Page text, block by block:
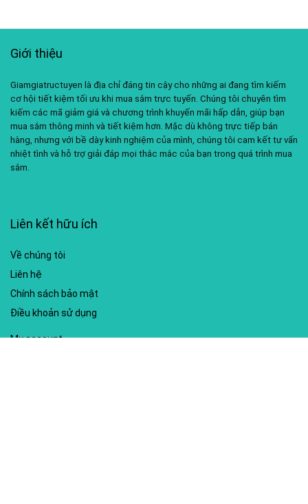
Giới thiệu
Giamgiatructuyen là địa chỉ đáng tin cậy cho những ai đang tìm kiếm
cơ hội tiết kiệm tối ưu khi mua sắm trực tuyến. Chúng tôi chuyên tìm
kiếm các mã giảm giá và chương trình khuyến mãi hấp dẫn, giúp bạn
mua sắm thông minh và tiết kiệm hơn. Mặc dù không trực tiếp bán
hàng, nhưng với bề dày kinh nghiệm của mình, chúng tôi cam kết tư vấn
nhiệt tình và hỗ trợ giải đáp mọi thắc mắc của bạn trong quá trình mua
sắm.
Liên kết hữu ích
Về chúng tôi
Liên hệ
Chính sách bảo mật
Điều khoản sử dụng
My account